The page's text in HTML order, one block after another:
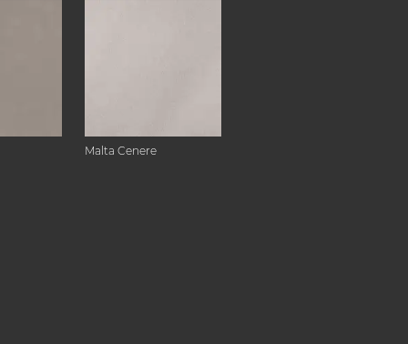
Malta Cenere